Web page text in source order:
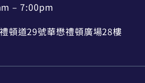
– 7:00pm
頓道29號華懋禮頓廣場28樓